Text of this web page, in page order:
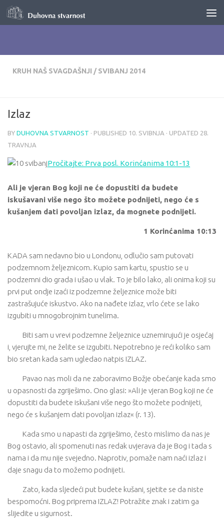
Skip to content
KRUH NAŠ SVAGDAŠNJI / SVIBANJ 2014
Izlaz
BY DUHOVNA STVARNOST · PUBLISHED 10. SVIBNJA · UPDATED 28.
TRAVNJA
Pročitajte: Prva posl. Korinćanima 10:1-13
Ali je vjeran Bog koji ne će dopustiti da budete
iskušavani više nego što možete podnijeti, nego će s
kušanjem dati povoljan izlaz, da mognete podnijeti.
1 Korinćanima 10:13
KADA sam nedavno bio u Londonu, odlučio sam putovati
podzemnom željeznicom. Kupio sam kartu, spustio se u
podzemni dio grada i ušao u vlak. To je bilo lako, ali onima koji su
prvi put ondje izaći iz podzemne željeznice može biti
zastrašujuće iskustvo. Ako na nađete izlaz, vrlo ćete se lako
izgubiti u mnogobrojnim tunelima.
Biti sam u vrevi podzemne željeznice uznemirujući je osjećaj
i, vjerujte mi, ne želite se izgubiti. Nepotrebno je reći koliko sam
bio sretan kada sam ugledao natpis IZLAZ.
Pavao nas moli da ne zaboravimo Božje obećanje kada smo
u opasnosti da zgriješimo. Ono glasi: »Ali je vjeran Bog koji ne će
dopustiti da budete iskušani više nego što možete podnijeti,
nego će s kušanjem dati povoljan izlaz« (r. 13).
Kada smo u napasti da zgriješimo, često mislimo da nas je
Bog ostavio, ali spomenuti nas redak uvjerava da je Bog i tada s
nama i da mu nije svejedno. Naprotiv, pomaže nam naći izlaz i
daje snagu da to možemo podnijeti.
Zato, kada sljedeći put budete kušani, sjetite se da niste
bespomoćni. Bog priprema IZLAZ! Potražite znak i zatim ga
slijedite u sigurnost.